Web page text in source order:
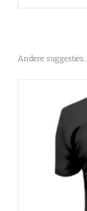
Andere suggesties…